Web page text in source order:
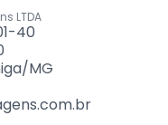
LTDA
40
MG